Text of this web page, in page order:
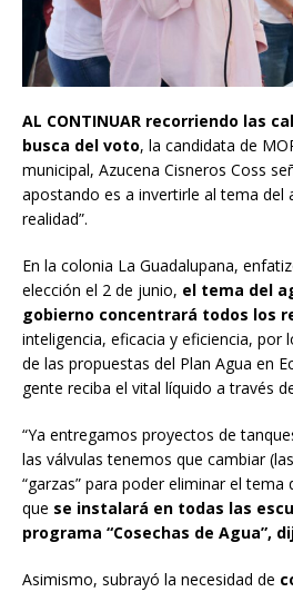
AL CONTINUAR recorriendo las
busca del voto, la candidata de
municipal, Azucena Cisneros Coss
apostando es a invertirle al tema del
realidad”.
En la colonia La Guadalupana,
elección el 2 de junio, el tema del
gobierno concentrará todos los
inteligencia, eficacia y eficiencia, por
de las propuestas del Plan Agua en
gente reciba el vital líquido a través
“Ya entregamos proyectos de
las válvulas tenemos que cambiar
“garzas” para poder eliminar el tema
que se instalará en todas las
programa “Cosechas de Agua”,
Asimismo, subrayó la necesidad de